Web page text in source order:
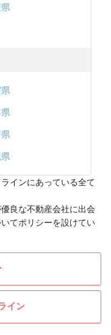
インにあっている全て
良な不動産会社に出会
てポリシーを設けてい
イン